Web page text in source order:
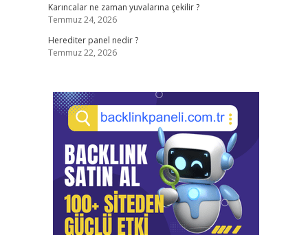
Karıncalar ne zaman yuvalarına çekilir ?
Temmuz 24, 2026
Herediter panel nedir ?
Temmuz 22, 2026